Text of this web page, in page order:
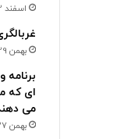
اسفند 2, 1404
بهمن 29, 1404
ای که
می
بهمن 27, 1404